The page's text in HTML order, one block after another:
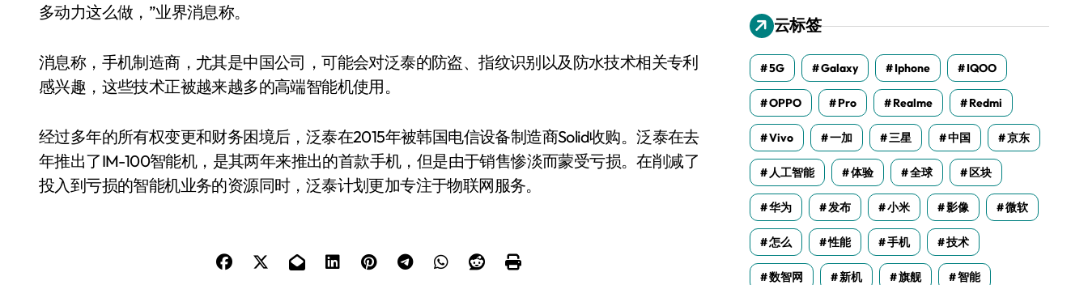
多动力这么做，”业界消息称。
消息称，手机制造商，尤其是中国公司，可能会对泛泰的防盗、指纹识别以及防水技术相关专利
感兴趣，这些技术正被越来越多的高端智能机使用。
经过多年的所有权变更和财务困境后，泛泰在2015年被韩国电信设备制造商Solid收购。泛泰在去
年推出了IM-100智能机，是其两年来推出的首款手机，但是由于销售惨淡而蒙受亏损。在削减了
投入到亏损的智能机业务的资源同时，泛泰计划更加专注于物联网服务。
云标签
5G Galaxy Iphone IQOO
OPPO Pro Realme Redmi
Vivo 一加 三星 中国 京东
人工智能 体验 全球 区块
华为 发布 小米 影像 微软
怎么 性能 手机 技术
数智网 新机 旗舰 智能